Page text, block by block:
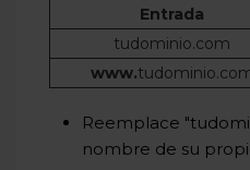
Entrada
tudominio.com
www.
Reemplace
nombre de su